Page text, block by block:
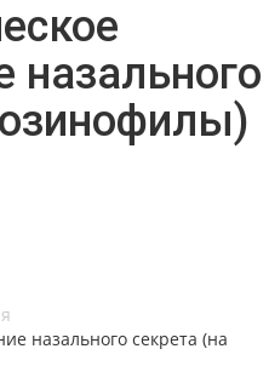
назального
назального секрета (на